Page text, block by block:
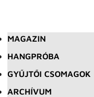
MAGAZIN
HANGPRÓBA
GYŰJTŐI CSOMAGOK
ARCHÍVUM